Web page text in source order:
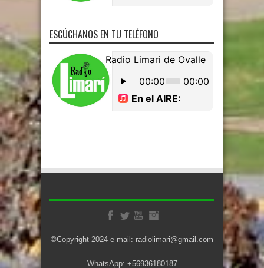
ESCÚCHANOS EN TU TELÉFONO
©Copyright 2024 e-mail: radiolimari@gmail.com
WhatsApp: +56936180187